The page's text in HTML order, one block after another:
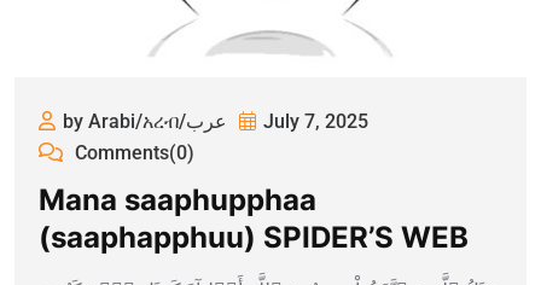
by Arabi/አረብ/عرب
July 7, 2025
Comments(0)
Mana saaphupphaa
(saaphapphuu) SPIDER’S WEB